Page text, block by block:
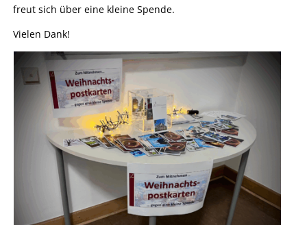
freut sich über eine kleine Spende.
Vielen Dank!